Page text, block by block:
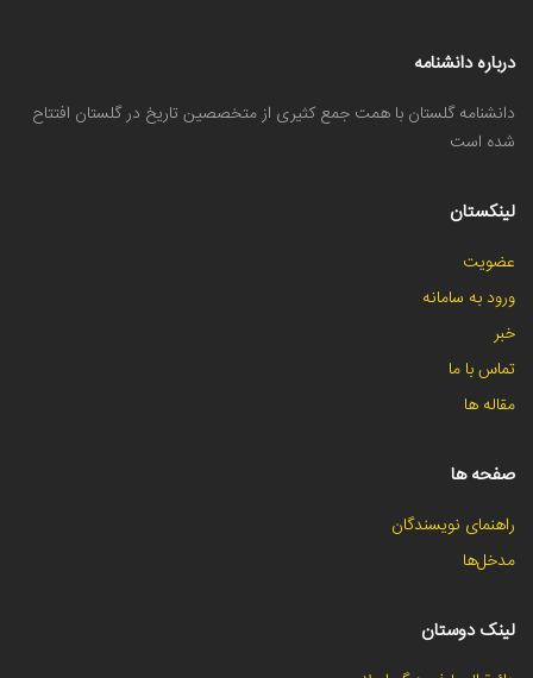
درباره دانشنامه
دانشنامه گلستان با همت جمع کثیری از متخصصین تاریخ در گلستان افتتاح
شده است
لینکستان
عضویت
ورود به سامانه
خبر
تماس با ما
مقاله ها
صفحه ها
راهنمای نویسندگان
مدخل‌ها
لینک دوستان